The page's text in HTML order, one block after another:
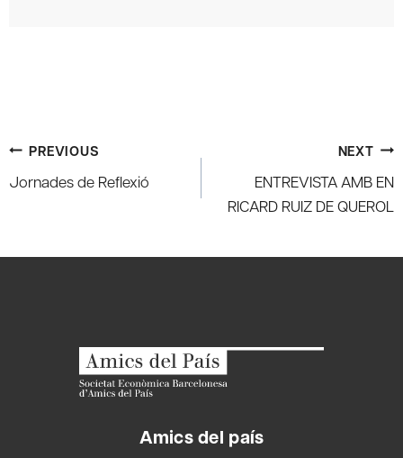
Post
navigation
PREVIOUS
Jornades de Reflexió
NEXT
ENTREVISTA AMB EN
RICARD RUIZ DE QUEROL
Amics del país